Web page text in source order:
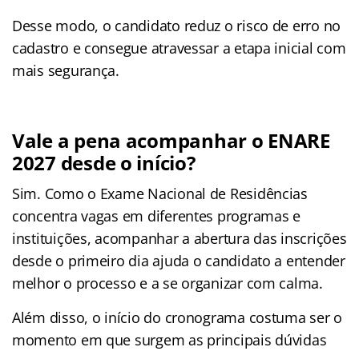
Desse modo, o candidato reduz o risco de erro no
cadastro e consegue atravessar a etapa inicial com
mais segurança.
Vale a pena acompanhar o ENARE
2027 desde o início?
Sim. Como o Exame Nacional de Residências
concentra vagas em diferentes programas e
instituições, acompanhar a abertura das inscrições
desde o primeiro dia ajuda o candidato a entender
melhor o processo e a se organizar com calma.
Além disso, o início do cronograma costuma ser o
momento em que surgem as principais dúvidas